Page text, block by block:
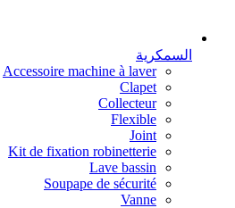
السمكرية
Accessoire machine à laver
Clapet
Collecteur
Flexible
Joint
Kit de fixation robinetterie
Lave bassin
Soupape de sécurité
Vanne